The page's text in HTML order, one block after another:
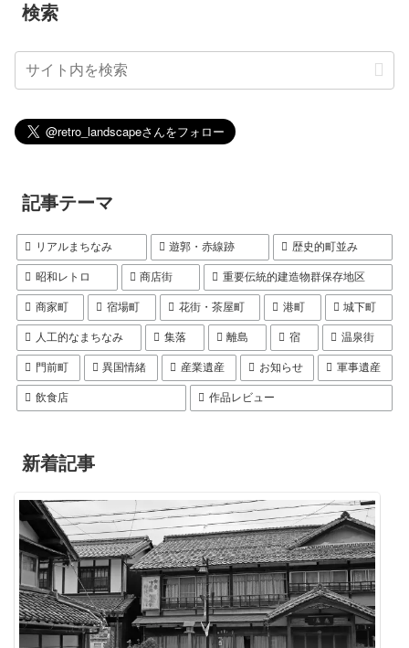
検索
記事テーマ
リアルまちなみ 遊郭・赤線跡 歴史的町並み
昭和レトロ 商店街 重要伝統的建造物群保存地区
商家町 宿場町 花街・茶屋町 港町 城下町
人工的なまちなみ 集落 離島 宿 温泉街
門前町 異国情緒 産業遺産 お知らせ 軍事遺産
飲食店 作品レビュー
新着記事